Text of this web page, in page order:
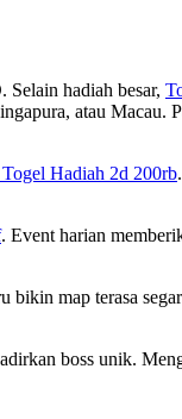
hadiah besar,
atau Macau.
Hadiah 2d 200rb
. Event harian
bikin map terasa
boss unik.